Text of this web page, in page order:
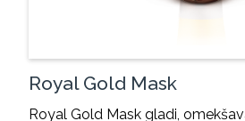
Royal Gold Mask
Royal Gold Mask gladi,